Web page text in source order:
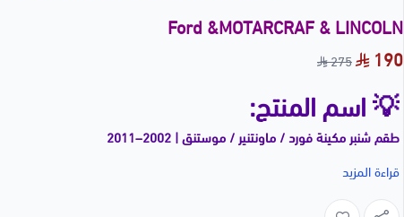
Ford &MOTARCRAF & LINCOLN
190
275
💡 اسم المنتج:
طقم شنبر مكينة فورد / ماونتنير / موستنق | 2002–2011
📝 وصف مختصر:
قراءة المزيد